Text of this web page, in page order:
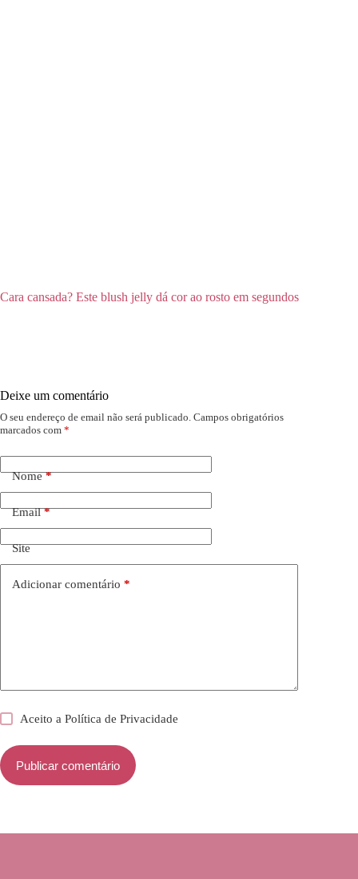
Cara cansada? Este blush jelly dá cor ao rosto em segundos
Deixe um comentário
O seu endereço de email não será publicado. Campos obrigatórios
marcados com *
Nome*
Email*
Site
Adicionar comentário *
Aceito aPolítica de Privacidade
Publicar comentário